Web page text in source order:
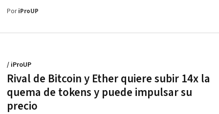
PoriProUP
Rival de Bitcoin y Ether quiere subir 14x la
quema de tokens y puede impulsar su
precio
/ iProUP